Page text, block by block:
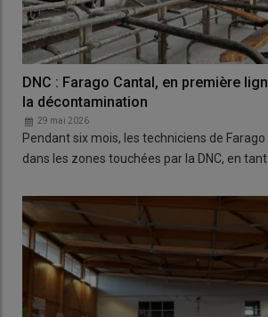
DNC : Farago Cantal, en première
la décontamination
29 mai 2026
Pendant six mois, les techniciens de
dans les zones touchées par la DNC, en tant